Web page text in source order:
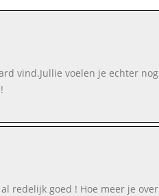
vind.Jullie voelen je echter nog
redelijk goed ! Hoe meer je over